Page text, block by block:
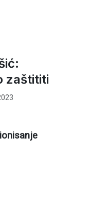
zaštititi